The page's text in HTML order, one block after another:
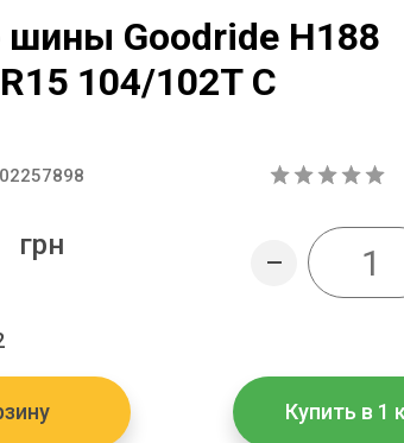
шины Goodride H188
104/102T C
грн
Купить в 1